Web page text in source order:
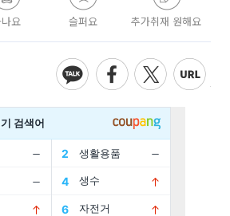
요 슬퍼요 추가취재 원해요